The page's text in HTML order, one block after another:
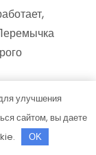
улучшения
сайтом, вы даете
OK